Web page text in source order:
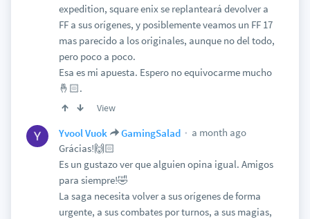
expedition, square enix se replanteará devolver a
FF a sus orígenes, y posiblemente veamos un FF 17
mas parecido a los originales, aunque no del todo,
pero poco a poco.
Esa es mi apuesta. Espero no equivocarme mucho
🤞🏻.
View
Yvool Vuok GamingSalad
a month ago
Grácias!🙌🏻
Es un gustazo ver que alguien opina igual. Amigos
para siempre!🤣
La saga necesita volver a sus orígenes de forma
urgente, a sus combates por turnos, a sus magias,